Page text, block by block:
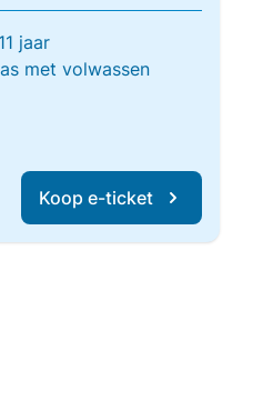
jaar
met volwassen
Koop e-ticket